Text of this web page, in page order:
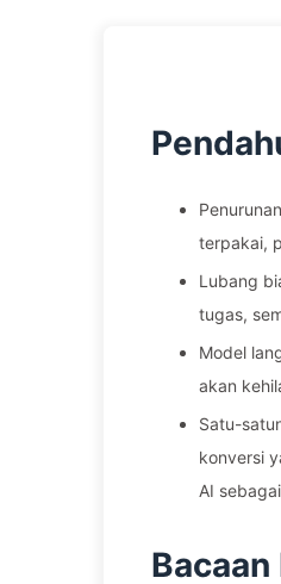
terpakai,
Lubang
tugas,
Model
akan
Satu-
konversi
AI